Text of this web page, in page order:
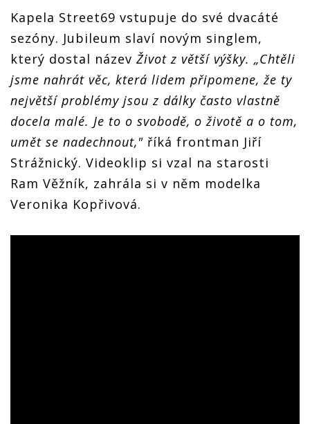
Kapela Street69 vstupuje do své dvacáté
sezóny. Jubileum slaví novým singlem,
který dostal název Život z větší výšky. „Chtěli
jsme nahrát věc, která lidem připomene, že ty
největší problémy jsou z dálky často vlastně
docela malé. Je to o svobodě, o životě a o tom,
umět se nadechnout," říká frontman Jiří
Strážnický. Videoklip si vzal na starosti
Ram Věžník, zahrála si v něm modelka
Veronika Kopřivová.